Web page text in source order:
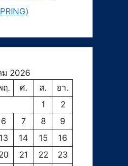
ม 2026
ฤ. ศ. ส.
อา.
1
2
6 7 8
9
13 14 15
16
21 22
23